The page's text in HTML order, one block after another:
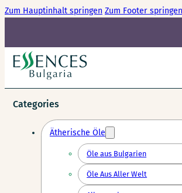
Zum Hauptinhalt springen Zum Footer springen
Categories
Ätherische Öle
Öle aus Bulgarien
Öle Aus Aller Welt